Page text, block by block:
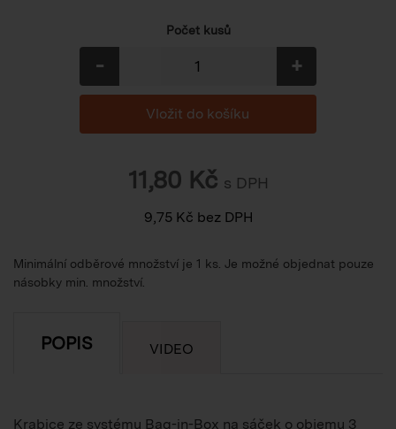
Počet kusů
- +
11,80Kč s DPH
9,75Kč bez DPH
Minimální odběrové množství je 1 ks. Je možné objednat pouze
násobky min. množství.
POPIS VIDEO
Krabice ze systému Bag-in-Box na sáček o objemu 3